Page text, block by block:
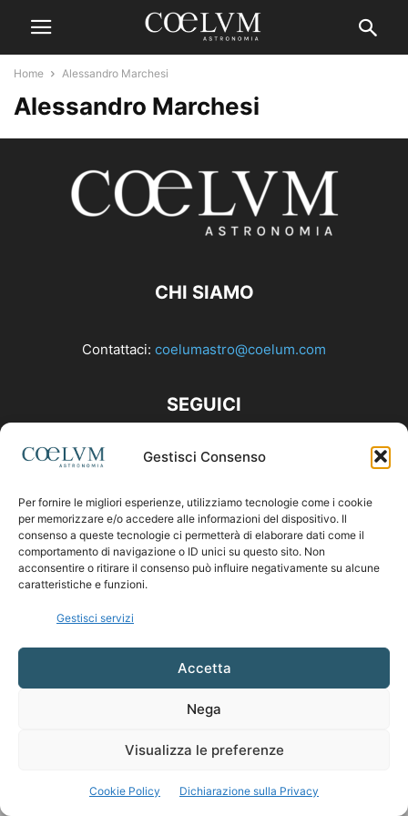
Gestisci Consenso
Per fornire le migliori esperienze, utilizziamo tecnologie come i cookie
per memorizzare e/o accedere alle informazioni del dispositivo. Il
consenso a queste tecnologie ci permetterà di elaborare dati come il
comportamento di navigazione o ID unici su questo sito. Non
acconsentire o ritirare il consenso può influire negativamente su alcune
caratteristiche e funzioni.
Gestisci servizi
Accetta
Nega
Visualizza le preferenze
Cookie Policy Dichiarazione sulla Privacy
Home Alessandro Marchesi
Alessandro Marchesi
CHI SIAMO
Contattaci: coelumastro@coelum.com
SEGUICI